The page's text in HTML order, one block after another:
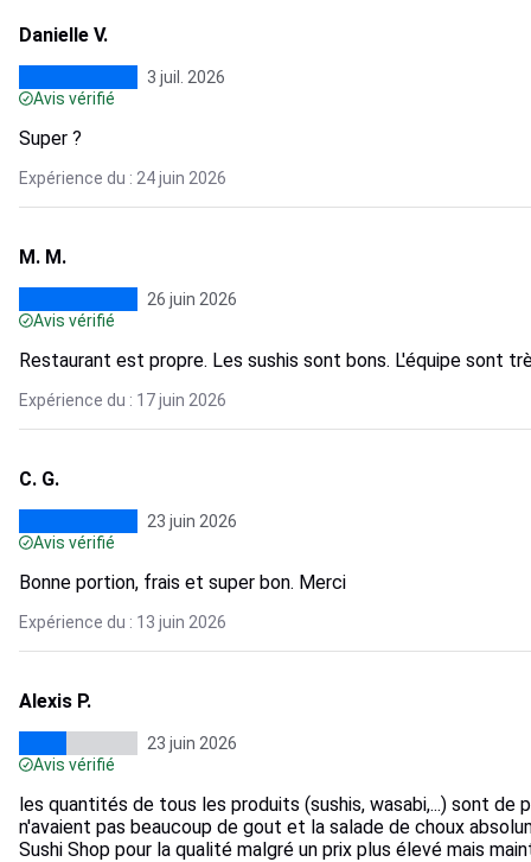
Danielle V.
3 juil. 2026
Avis vérifié
Super ?
Expérience du : 24 juin 2026
M. M.
26 juin 2026
Avis vérifié
Restaurant est propre. Les sushis sont bons. L'équipe sont
Expérience du : 17 juin 2026
C. G.
23 juin 2026
Avis vérifié
Bonne portion, frais et super bon. Merci
Expérience du : 13 juin 2026
Alexis P.
23 juin 2026
Avis vérifié
les quantités de tous les produits (sushis, wasabi,...) sont de
n'avaient pas beaucoup de gout et la salade de choux
Sushi Shop pour la qualité malgré un prix plus élevé mais